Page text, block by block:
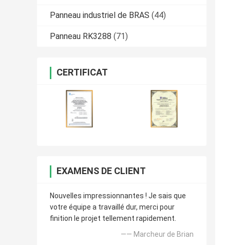
Panneau industriel de BRAS (44)
Panneau RK3288 (71)
CERTIFICAT
EXAMENS DE CLIENT
Nouvelles impressionnantes ! Je sais que
votre équipe a travaillé dur, merci pour
finition le projet tellement rapidement.
—— Marcheur de Brian